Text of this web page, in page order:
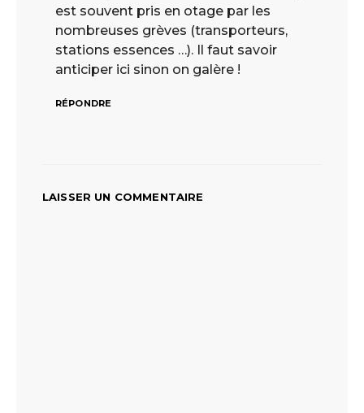
est souvent pris en otage par les
nombreuses grèves (transporteurs,
stations essences …). Il faut savoir
anticiper ici sinon on galère !
RÉPONDRE
LAISSER UN COMMENTAIRE